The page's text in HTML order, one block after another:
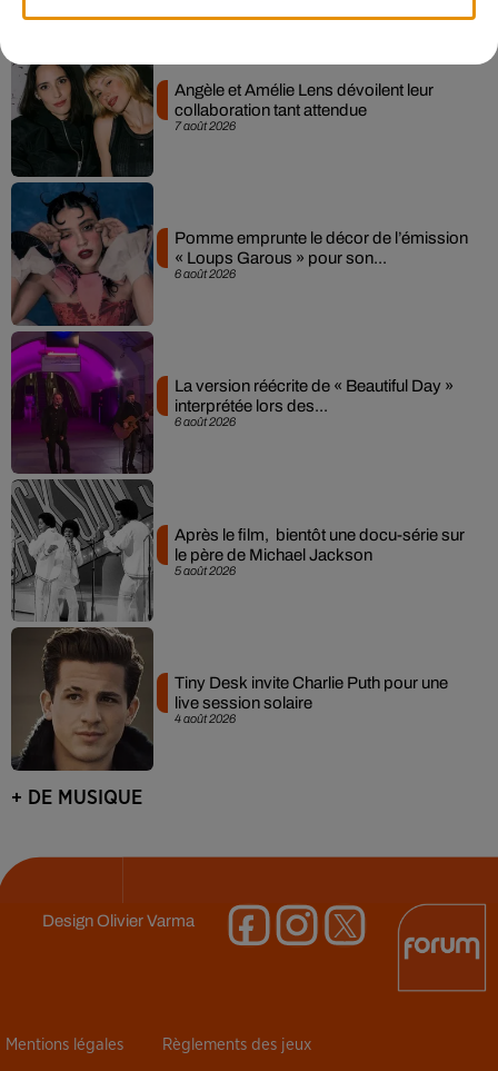
7 août 2026
Angèle et Amélie Lens dévoilent leur
collaboration tant attendue
6 août 2026
Pomme emprunte le décor de l’émission
« Loups Garous » pour son...
6 août 2026
La version réécrite de « Beautiful Day »
interprétée lors des...
5 août 2026
Après le film, bientôt une docu-série sur
le père de Michael Jackson
4 août 2026
Tiny Desk invite Charlie Puth pour une
live session solaire
+ DE MUSIQUE
DesignOlivier Varma
Mentions légales Règlements des jeux